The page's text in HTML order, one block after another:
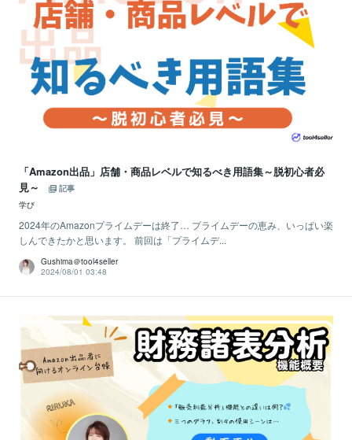
「Amazon出品」店舗・商品レベルで知るべき用語集～脱初心者必
見～
記事
学び
2024年のAmazonプライムデーは終了… プライムデーの恵み、いっぱい楽
しんできたかと思います。 前回は「プライムデ...
Gushima＠tool4seller
2024/08/01 03:48